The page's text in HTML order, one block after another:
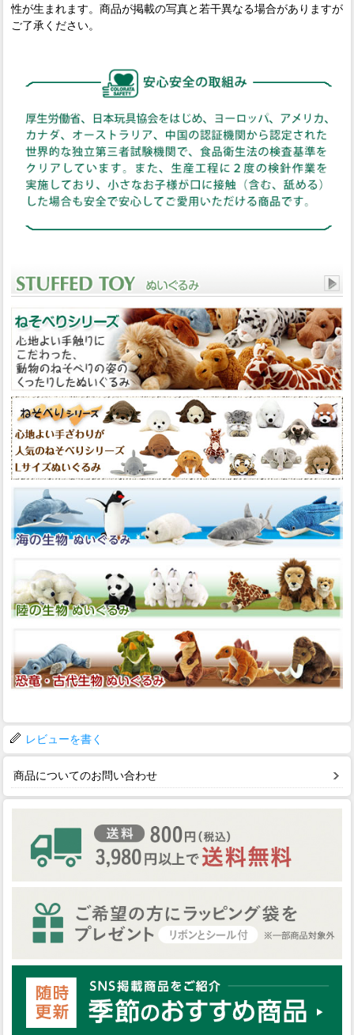
性が生まれます。商品が掲載の写真と若干異なる場合がありますが
ご了承ください。
レビューを書く
商品についてのお問い合わせ